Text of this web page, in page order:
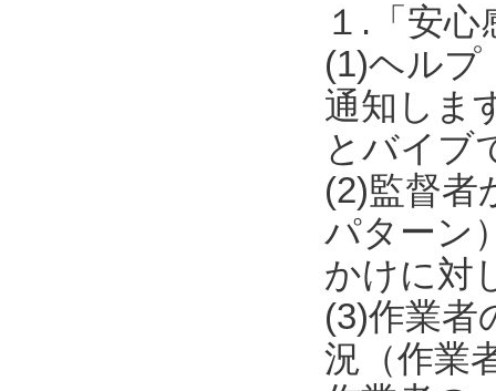
１.「安
(1)ヘルプ
通知しま
とバイブ
(2)監督者
パターン
かけに対
(3)作業者
況（作業